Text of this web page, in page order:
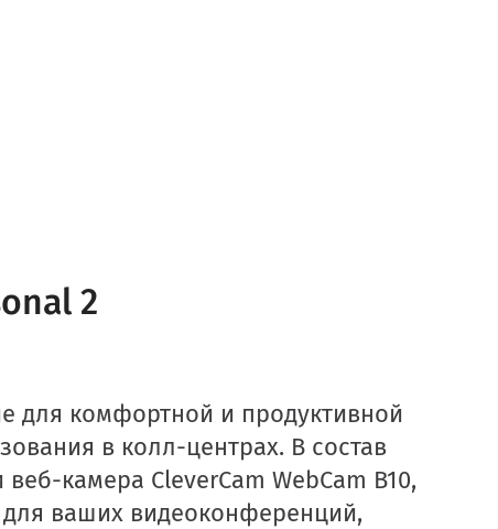
2
для комфортной и продуктивной
в колл-центрах. В состав
камера CleverCam WebCam B10,
для ваших видеоконференций,